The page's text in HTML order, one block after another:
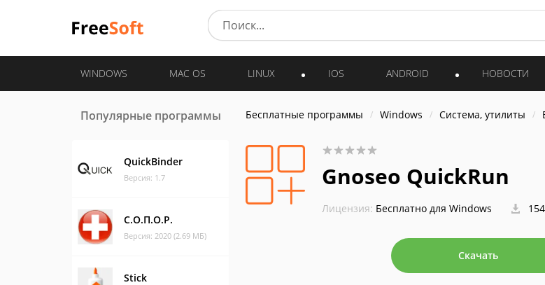
WINDOWS MAC OS LINUX IOS ANDROID НОВОСТИ
Популярные программы
QuickBinder
Версия: 1.7
С.О.П.О.Р.
Версия: 2020 (2.69 МБ)
Stick
Бесплатные программы Windows Система, утилиты
Gnoseo QuickRun
Лицензия: Бесплатно для Windows
Скачать